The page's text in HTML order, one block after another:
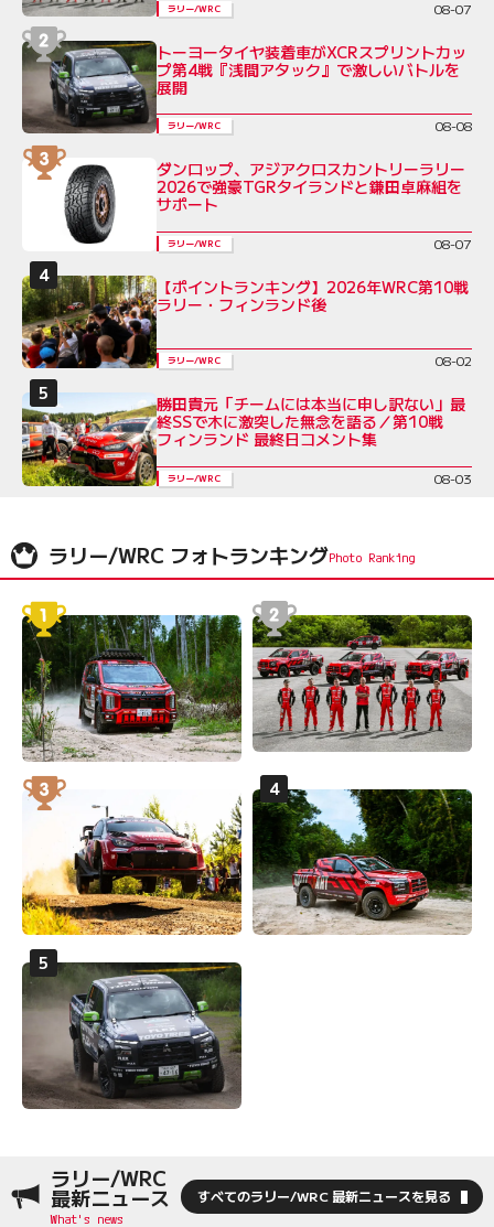
ラリー/WRC 08-07
トーヨータイヤ装着車がXCRスプリントカッ
プ第4戦『浅間アタック』で激しいバトルを
展開
ラリー/WRC 08-08
ダンロップ、アジアクロスカントリーラリー
2026で強豪TGRタイランドと鎌田卓麻組を
サポート
ラリー/WRC 08-07
【ポイントランキング】2026年WRC第10戦
ラリー・フィンランド後
ラリー/WRC 08-02
勝田貴元「チームには本当に申し訳ない」最
終SSで木に激突した無念を語る／第10戦
フィンランド 最終日コメント集
ラリー/WRC 08-03
ラリー/WRC フォトランキング
ラリー/WRC
最新ニュース すべてのラリー/WRC 最新ニュースを見る